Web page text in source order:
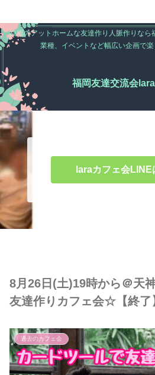
福岡のアットホームな友達作り人脈作りな
業種、イベントなど幅広い企画で楽
福岡友達交流会
laraカフェ会LINE
8月26日(土)19時から＠天
友達作りカフェ会☆【終了
過去のカフェ会